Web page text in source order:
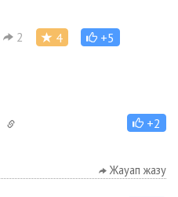
2 4 +5
+2
Жауап жазу